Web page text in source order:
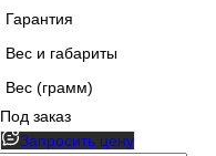
Гарантия
Вес и габариты
Вес (грамм)
Под заказ
Запросить цену